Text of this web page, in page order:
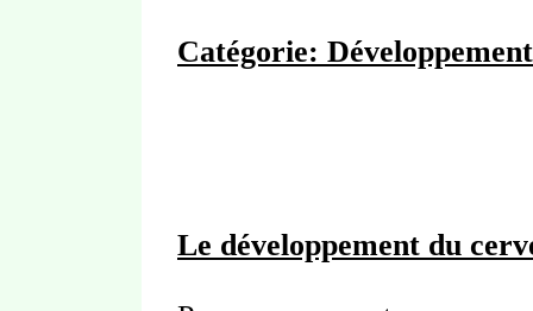
Catégorie:
Le développement du